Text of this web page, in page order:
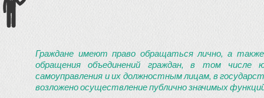
Граждане имеют право обращаться лично, а
обращения объединений граждан, в том числе
самоуправления и их должностным лицам, в
возложено осуществление публично значимых